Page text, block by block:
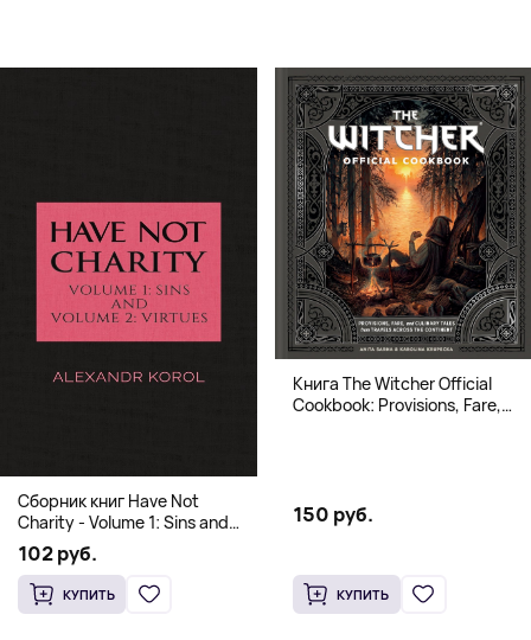
Сборник книг Have Not
Charity - Volume 1: Sins and
Volume 2: Virtues
102 руб.
КУПИТЬ
Книга The Witcher Official
Cookbook: Provisions, Fare,
150 руб.
КУПИТЬ